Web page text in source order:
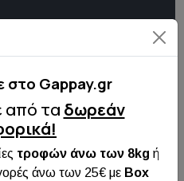
στο
μας για να
και τις
στo Gappay.gr
από τα δωρεάν
τροφών άνω των 8kg ή
άνω των 25€ με Box